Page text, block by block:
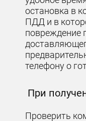
остановка в
ПДД и в
повреждение
телефону о
При
Проверить